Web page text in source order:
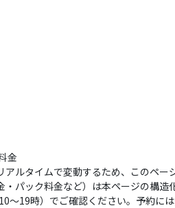
金
アルタイムで変動するため、このペ
・パック料金など）は本ページの構
〜19時）でご確認ください。予約には